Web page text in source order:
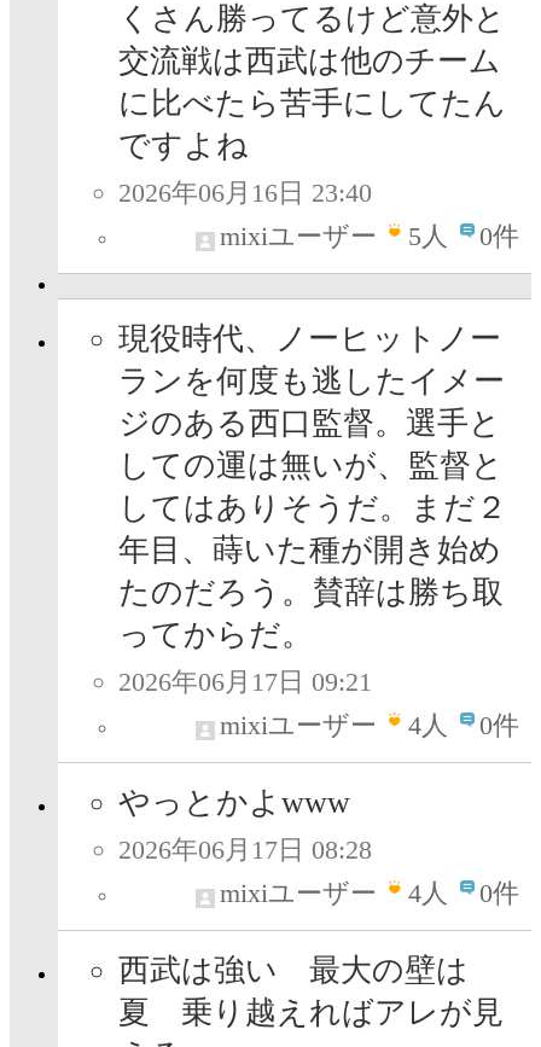
くさん勝ってるけど意外と
交流戦は西武は他のチーム
に比べたら苦手にしてたん
ですよね
2026年06月16日 23:40
mixiユーザー
5人 0件
現役時代、ノーヒットノー
ランを何度も逃したイメー
ジのある西口監督。選手と
しての運は無いが、監督と
してはありそうだ。まだ２
年目、蒔いた種が開き始め
たのだろう。賛辞は勝ち取
ってからだ。
2026年06月17日 09:21
mixiユーザー
4人 0件
やっとかよwww
2026年06月17日 08:28
mixiユーザー
4人 0件
西武は強い 最大の壁は
夏 乗り越えればアレが見